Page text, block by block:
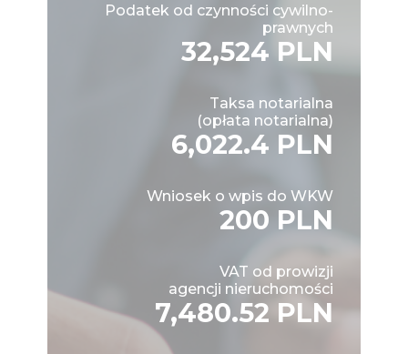
Podatek od czynności cywilno-
prawnych
32,524 PLN
Taksa notarialna
(opłata notarialna)
6,022.4 PLN
Wniosek o wpis do WKW
200 PLN
VAT od prowizji
agencji nieruchomości
7,480.52 PLN